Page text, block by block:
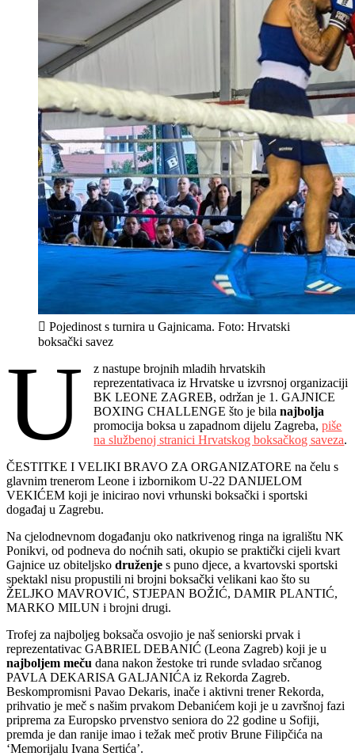
Pojedinost s turnira u Gajnicama. Foto: Hrvatski
boksački savez
U
z nastupe brojnih mladih hrvatskih
reprezentativaca iz Hrvatske u izvrsnoj organizaciji
BK LEONE ZAGREB, održan je 1. GAJNICE
BOXING CHALLENGE što je bilanajbolja
promocija boksa u zapadnom dijelu Zagreba,piše
na službenoj stranici Hrvatskog boksačkog saveza.
ČESTITKE I VELIKI BRAVO ZA ORGANIZATORE na čelu s
glavnim trenerom Leone i izbornikom U-22 DANIJELOM
VEKIĆEM koji je inicirao novi vrhunski boksački i sportski
događaj u Zagrebu.
Na cjelodnevnom događanju oko natkrivenog ringa na igralištu NK
Ponikvi, od podneva do noćnih sati, okupio se praktički cijeli kvart
Gajnice uz obiteljsko druženje s puno djece, a kvartovski sportski
spektakl nisu propustili ni brojni boksački velikani kao što su
ŽELJKO MAVROVIĆ, STJEPAN BOŽIĆ, DAMIR PLANTIĆ,
MARKO MILUN i brojni drugi.
Trofej za najboljeg boksača osvojio je naš seniorski prvak i
reprezentativac GABRIEL DEBANIĆ (Leona Zagreb) koji je u
najboljem meču dana nakon žestoke tri runde svladao srčanog
PAVLA DEKARISA GALJANIĆA iz Rekorda Zagreb.
Beskompromisni Pavao Dekaris, inače i aktivni trener Rekorda,
prihvatio je meč s našim prvakom Debanićem koji je u završnoj fazi
priprema za Europsko prvenstvo seniora do 22 godine u Sofiji,
premda je dan ranije imao i težak meč protiv Brune Filipčića na
‘Memorijalu Ivana Sertića’.